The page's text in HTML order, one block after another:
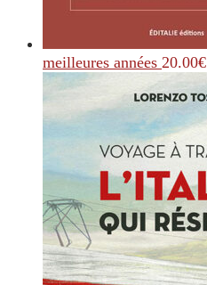
meilleures années 20.00€